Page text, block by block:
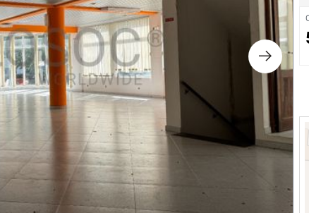
Rights
Technology
Furniture and Decoration
Nautical
Others